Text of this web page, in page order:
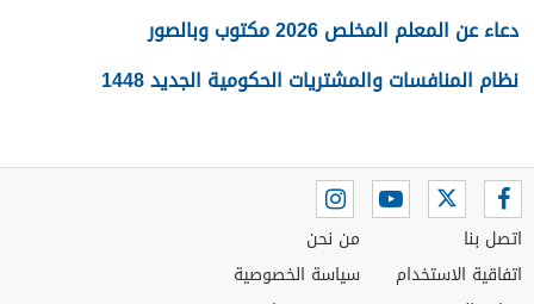
دعاء عن المعلم المخلص 2026 مكتوب وبالصور
نظام المنافسات والمشتريات الحكومية الجديد 1448
اتصل بنا
اتفاقية الاستخدام
من نحن
سياسة الخصوصية